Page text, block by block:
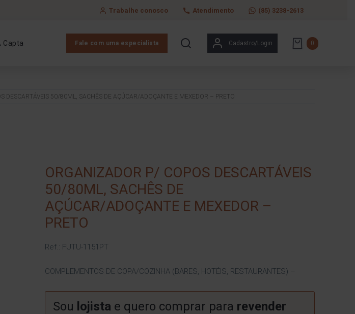
Trabalhe conosco Atendimento (85) 3238-2613
Capta Fale com uma especialista Cadastro/Login 0
DESCARTÁVEIS 50/80ML, SACHÊS DE AÇÚCAR/ADOÇANTE E MEXEDOR – PRETO
ORGANIZADOR P/ COPOS DESCARTÁVEIS
50/80ML, SACHÊS DE
AÇÚCAR/ADOÇANTE E MEXEDOR –
PRETO
Ref.: FUTU-1151PT
COMPLEMENTOS DE COPA/COZINHA (BARES, HOTÉIS, RESTAURANTES) –
Sou lojista e quero comprar para revender